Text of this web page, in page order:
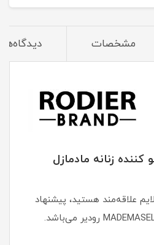
مشخصات دیدگاه‌ها
زنانه مادمازل
علاقه‌مند هستید، پیشنهاد